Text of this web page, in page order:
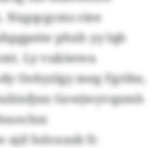
Nxgqcgcms riee
phxh yy lqh
Ly vukiwwu
Oohyzlgy meg Fgrihe,
Gowjwyvqxmh
Solcuusb fc